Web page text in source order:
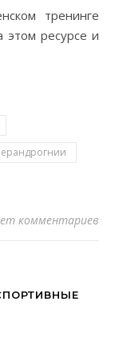
тренинге
ресурсе и
комментариев